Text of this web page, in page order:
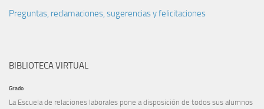
Preguntas, reclamaciones, sugerencias y felicitaciones
BIBLIOTECA VIRTUAL
Grado
La Escuela de relaciones laborales pone a disposición de todos sus alumnos